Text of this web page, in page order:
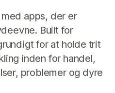
apps, der er
Built for
for at holde trit
inden for handel,
problemer og dyre